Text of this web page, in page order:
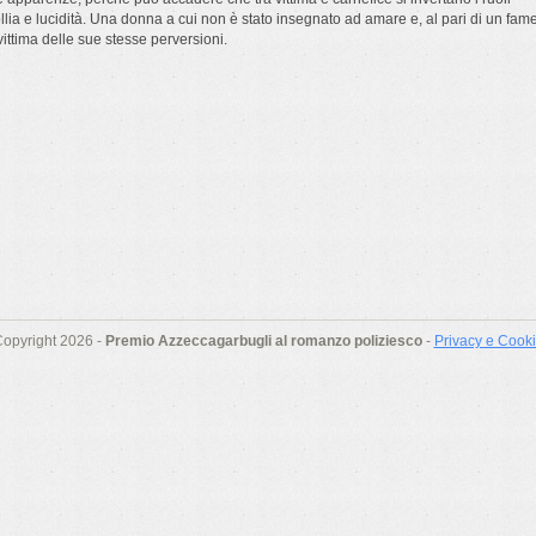
e lucidità. Una donna a cui non è stato insegnato ad amare e, al pari di un
delle sue stesse perversioni.
2026 - Premio Azzeccagarbugli al romanzo poliziesco- Privacy e